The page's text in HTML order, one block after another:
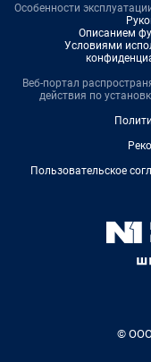
Особенности
Описанием
Условиями
Веб-портал
действия по
Пользовательское
© ООО